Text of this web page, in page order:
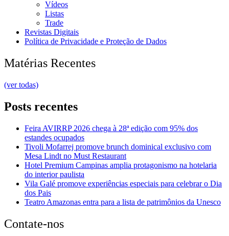
Vídeos
Listas
Trade
Revistas Digitais
Política de Privacidade e Proteção de Dados
Matérias Recentes
(ver todas)
Posts recentes
Feira AVIRRP 2026 chega à 28ª edição com 95% dos
estandes ocupados
Tivoli Mofarrej promove brunch dominical exclusivo com
Mesa Lindt no Must Restaurant
Hotel Premium Campinas amplia protagonismo na hotelaria
do interior paulista
Vila Galé promove experiências especiais para celebrar o Dia
dos Pais
Teatro Amazonas entra para a lista de patrimônios da Unesco
Contate-nos